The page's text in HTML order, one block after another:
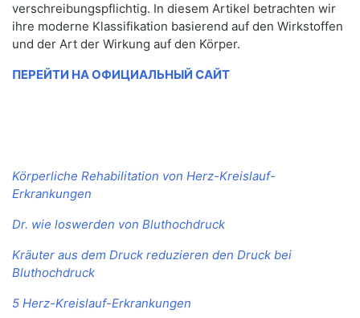
verschreibungspflichtig. In diesem Artikel betrachten wir
ihre moderne Klassifikation basierend auf den Wirkstoffen
und der Art der Wirkung auf den Körper.
ПЕРЕЙТИ НА ОФИЦИАЛЬНЫЙ САЙТ
Körperliche Rehabilitation von Herz-Kreislauf-
Erkrankungen
Dr. wie loswerden von Bluthochdruck
Kräuter aus dem Druck reduzieren den Druck bei
Bluthochdruck
5 Herz-Kreislauf-Erkrankungen